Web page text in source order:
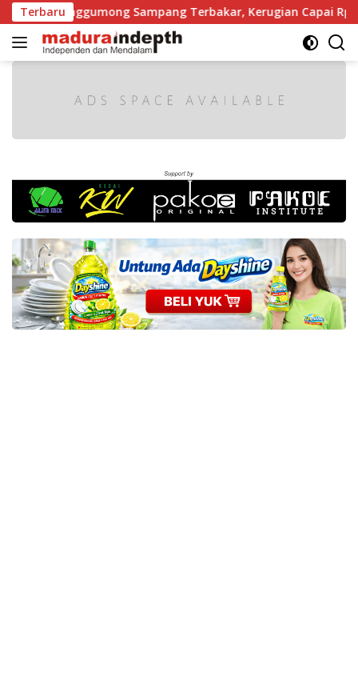
Langsung
ke
konten
Terbaru Sampang Terbakar, Kerugian Capai Rp55 Juta